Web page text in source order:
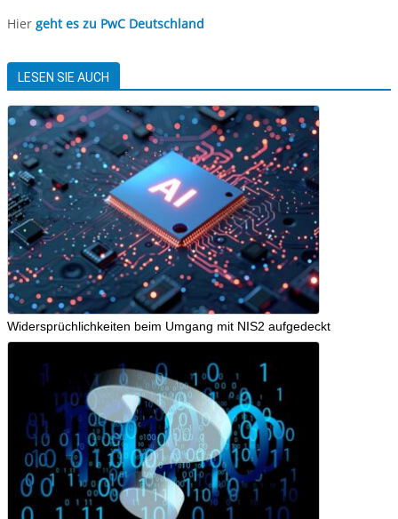
Hier geht es zu PwC Deutschland
LESEN SIE AUCH
Widersprüchlichkeiten beim Umgang mit NIS2 aufgedeckt